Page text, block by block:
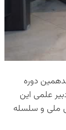
جاری هم‌زمان با هفدهمین دوره
علمی این
ملی و سلسله